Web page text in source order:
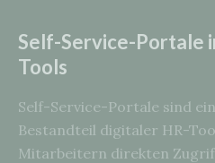
Self-Service-Portale
Tools
Self-Service-Portale sind
Bestandteil digitaler HR-
Mitarbeitern direkten